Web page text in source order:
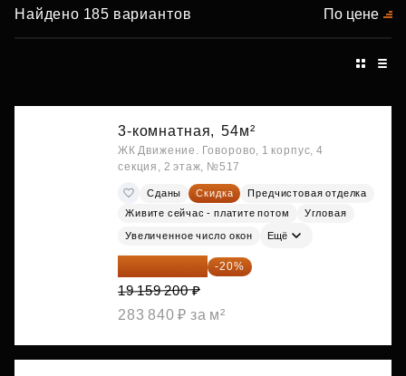
Найдено 185 вариантов По цене
3-комнатная, 54м²
ЖК Движение. Говорово, 1 корпус, 4
секция, 2 этаж, №517
Сданы Скидка
Предчистовая отделка
Живите сейчас - платите потом
Угловая
Увеличенное число окон Ещё
15 327 360 ₽ -20%
19 159 200 ₽
283 840 ₽ за м²